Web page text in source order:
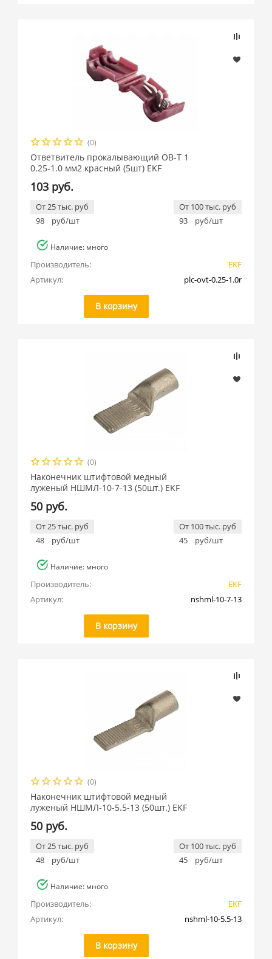
(0)
Ответвитель прокалывающий ОВ-T 1
0.25-1.0 мм2 красный (5шт) EKF
103 руб.
От 25 тыс. руб
98
руб/шт
От 100 тыс. руб
93
руб/шт
Наличие: много
Производитель:
EKF
Артикул:
plc-ovt-0.25-1.0r
В корзину
(0)
Наконечник штифтовой медный
луженый НШМЛ-10-7-13 (50шт.) EKF
50 руб.
От 25 тыс. руб
48
руб/шт
От 100 тыс. руб
45
руб/шт
Наличие: много
Производитель:
EKF
Артикул:
nshml-10-7-13
В корзину
(0)
Наконечник штифтовой медный
луженый НШМЛ-10-5.5-13 (50шт.) EKF
50 руб.
От 25 тыс. руб
48
руб/шт
От 100 тыс. руб
45
руб/шт
Наличие: много
Производитель:
EKF
Артикул:
nshml-10-5.5-13
В корзину